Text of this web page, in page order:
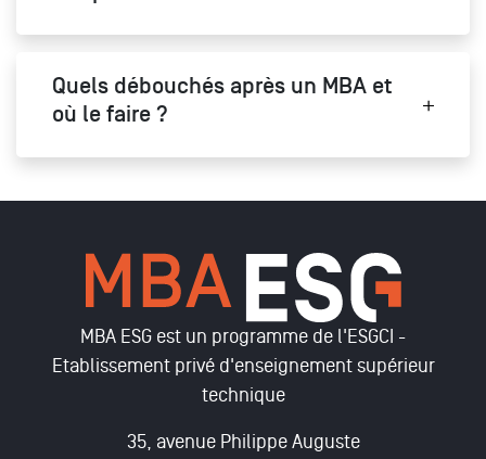
Quels débouchés après un MBA et
où le faire ?
MBA ESG est un programme de l'ESGCI -
Etablissement privé d'enseignement supérieur
technique
35, avenue Philippe Auguste